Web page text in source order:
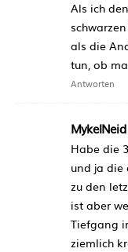
Als ich
als die
tun, ob
Antworten
MykelNeid
Habe die
und ja die
zu den
ist aber
Tiefgang
ziemlich